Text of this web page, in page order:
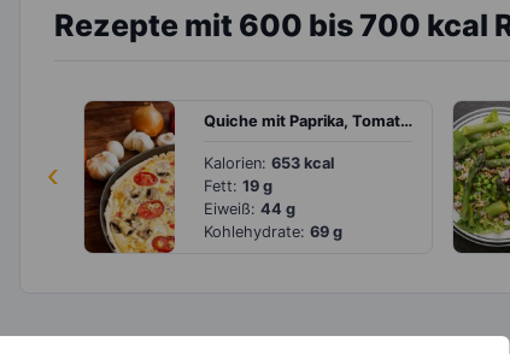
Rezepte mit 600 bis 700 kcal
‹
Quiche mit Paprika, Tomaten und Champignons
Kalorien: 653 kcal
Fett: 19 g
Eiweiß: 44 g
Kohlehydrate: 69 g